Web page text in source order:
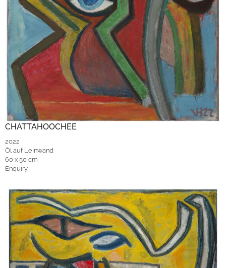
CHATTAHOOCHEE
2022
Öl auf Leinwand
60 x 50 cm
Enquiry